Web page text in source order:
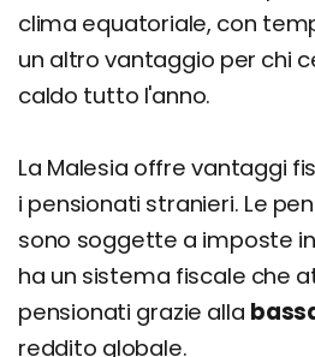
clima equatoriale, con
un altro vantaggio per chi
caldo tutto l'anno.
La Malesia offre vantaggi
i pensionati stranieri. Le
sono soggette a imposte
ha un sistema fiscale che
pensionati grazie alla
reddito globale.